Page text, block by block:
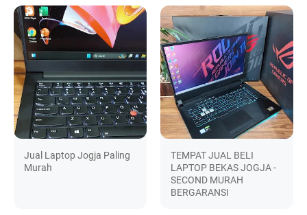
Jual Laptop Jogja Paling
Murah
TEMPAT JUAL BELI
LAPTOP BEKAS JOGJA -
SECOND MURAH
BERGARANSI